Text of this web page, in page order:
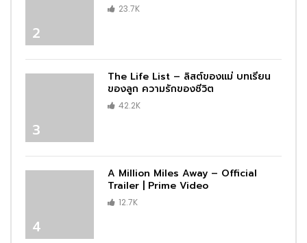
2
23.7K
3
The Life List – ลิสต์ของแม่ บทเรียน
ของลูก ความรักของชีวิต
42.2K
4
A Million Miles Away – Official
Trailer | Prime Video
12.7K